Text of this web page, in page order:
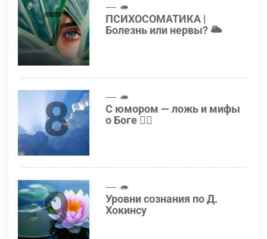
7 🦔
ПСИХОСОМАТИКА |
Болезнь или нервы? 🌥
8 🦔
С юмором — ложь и мифы
о Боге 👍🏻
9 🦔
Уровни сознания по Д.
Хокинсу